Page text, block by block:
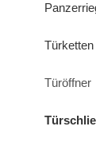
Türketten
Türöffner